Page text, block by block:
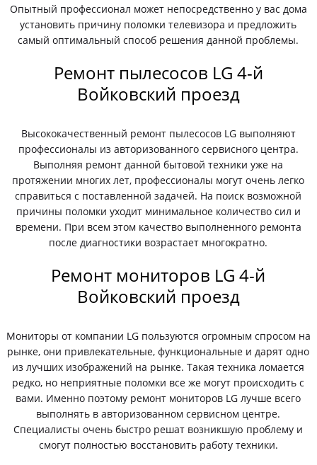
Опытный профессионал может непосредственно у вас дома
установить причину поломки телевизора и предложить
самый оптимальный способ решения данной проблемы.
Ремонт пылесосов LG 4-й
Войковский проезд
Высококачественный ремонт пылесосов LG выполняют
профессионалы из авторизованного сервисного центра.
Выполняя ремонт данной бытовой техники уже на
протяжении многих лет, профессионалы могут очень легко
справиться с поставленной задачей. На поиск возможной
причины поломки уходит минимальное количество сил и
времени. При всем этом качество выполненного ремонта
после диагностики возрастает многократно.
Ремонт мониторов LG 4-й
Войковский проезд
Мониторы от компании LG пользуются огромным спросом на
рынке, они привлекательные, функциональные и дарят одно
из лучших изображений на рынке. Такая техника ломается
редко, но неприятные поломки все же могут происходить с
вами. Именно поэтому ремонт мониторов LG лучше всего
выполнять в авторизованном сервисном центре.
Специалисты очень быстро решат возникшую проблему и
смогут полностью восстановить работу техники.